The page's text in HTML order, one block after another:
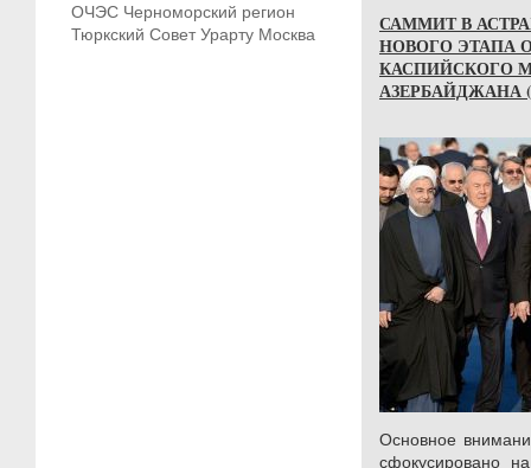
ОЧЭС Черноморский регион
Тюркский Совет Урарту Москва
САММИТ В
НОВОГО ЭТАПА
КАСПИЙСКОГО
АЗЕРБАЙДЖАНА
Основное
сфокусировано